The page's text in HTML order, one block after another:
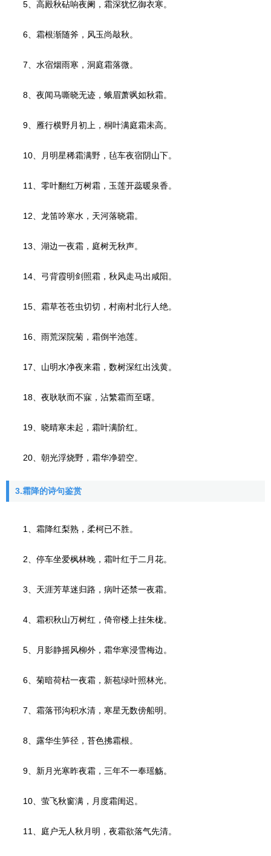
5、高殿秋砧响夜阑，霜深犹忆御衣寒。
6、霜根渐随斧，风玉尚敲秋。
7、水宿烟雨寒，洞庭霜落微。
8、夜闻马嘶晓无迹，蛾眉萧飒如秋霜。
9、雁行横野月初上，桐叶满庭霜未高。
10、月明星稀霜满野，毡车夜宿阴山下。
11、零叶翻红万树霜，玉莲开蕊暖泉香。
12、龙笛吟寒水，天河落晓霜。
13、湖边一夜霜，庭树无秋声。
14、弓背霞明剑照霜，秋风走马出咸阳。
15、霜草苍苍虫切切，村南村北行人绝。
16、雨荒深院菊，霜倒半池莲。
17、山明水净夜来霜，数树深红出浅黄。
18、夜耿耿而不寐，沾繁霜而至曙。
19、晓晴寒未起，霜叶满阶红。
20、朝光浮烧野，霜华净碧空。
3.霜降的诗句鉴赏
1、霜降红梨熟，柔柯已不胜。
2、停车坐爱枫林晚，霜叶红于二月花。
3、天涯芳草迷归路，病叶还禁一夜霜。
4、霜积秋山万树红，倚帘楼上挂朱栊。
5、月影静摇风柳外，霜华寒浸雪梅边。
6、菊暗荷枯一夜霜，新苞绿叶照林光。
7、霜落邗沟积水清，寒星无数傍船明。
8、露华生笋径，苔色拂霜根。
9、新月光寒昨夜霜，三年不一奉瑶觞。
10、萤飞秋窗满，月度霜闺迟。
11、庭户无人秋月明，夜霜欲落气先清。